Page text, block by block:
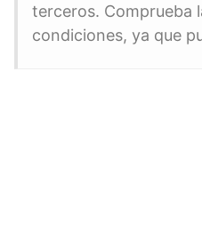
terceros. Comprueba
condiciones, ya que